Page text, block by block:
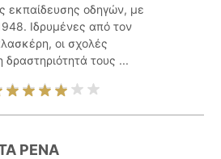
εκπαίδευσης οδηγών, με
Ιδρυμένες από τον
οι σχολές
δραστηριότητά τους ...
ΡΕΝΑ